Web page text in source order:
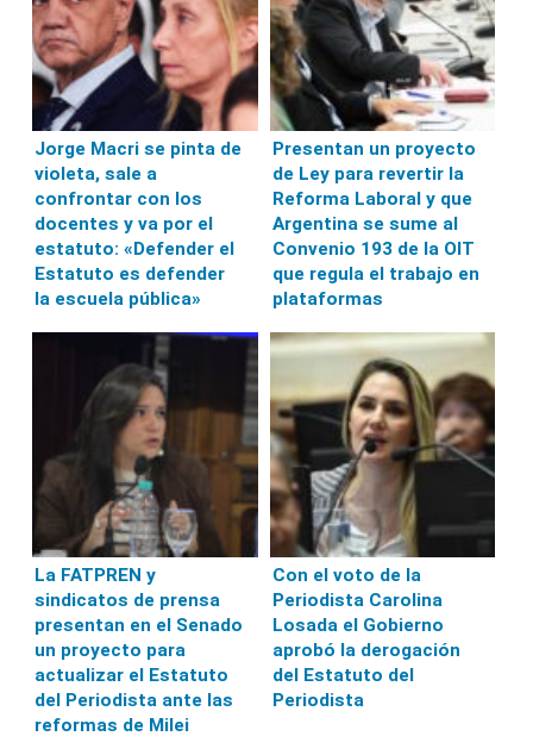
Jorge Macri se pinta de
violeta, sale a
confrontar con los
docentes y va por el
estatuto: «Defender el
Estatuto es defender
la escuela pública»
Presentan un proyecto
de Ley para revertir la
Reforma Laboral y que
Argentina se sume al
Convenio 193 de la OIT
que regula el trabajo en
plataformas
La FATPREN y
sindicatos de prensa
presentan en el Senado
un proyecto para
actualizar el Estatuto
del Periodista ante las
reformas de Milei
Con el voto de la
Periodista Carolina
Losada el Gobierno
aprobó la derogación
del Estatuto del
Periodista